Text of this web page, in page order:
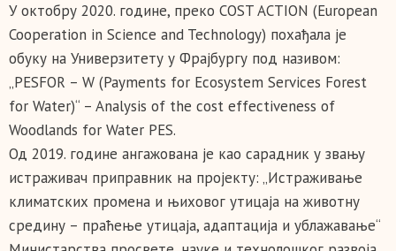
У октобру 2020. године, преко COST ACTION (European
Cooperation in Science and Technology) похађала је
обуку на Универзитету у Фрајбургу под називом:
„PESFOR – W (Payments for Ecosystem Services Forest
for Water)“ – Analysis of the cost effectiveness of
Woodlands for Water PES.
Од 2019. године ангажована је као сарадник у звању
истраживач приправник на пројекту: „Истраживање
климатских промена и њиховог утицаја на животну
средину – праћење утицаја, адаптација и ублажавање“